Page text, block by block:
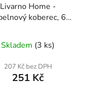
Livarno Home -
koberec, 60
Skladem (3 ks)
207 Kč bez DPH
251 Kč